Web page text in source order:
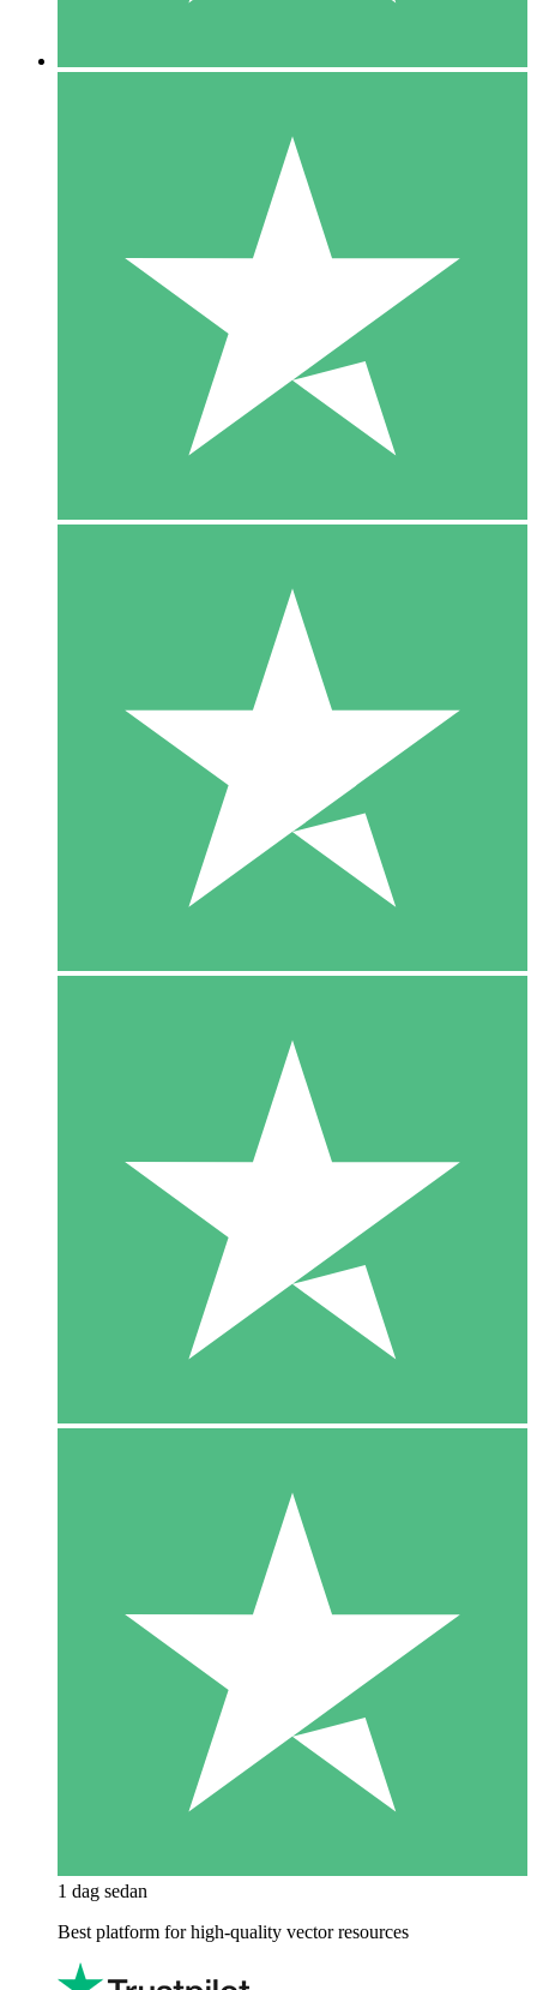
1 dag sedan
Best platform for high-quality vector resources